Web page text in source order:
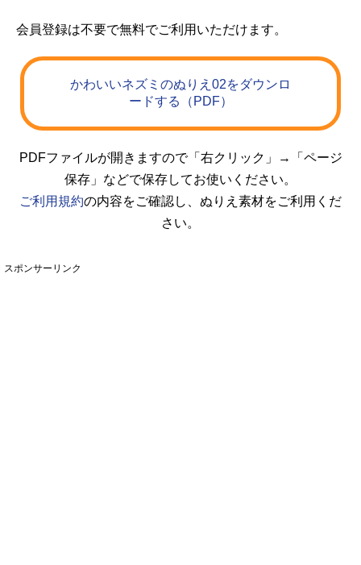
会員登録は不要で無料でご利用いただけます。
かわいいネズミのぬりえ02をダウンロ
ードする（PDF）
PDFファイルが開きますので「右クリック」→「ページ
保存」などで保存してお使いください。
ご利用規約の内容をご確認し、ぬりえ素材をご利用くだ
さい。
スポンサーリンク